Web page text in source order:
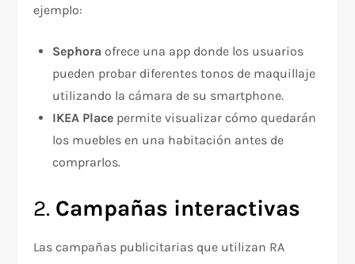
ejemplo:
Sephora ofrece una app donde los usuarios
pueden probar diferentes tonos de maquillaje
utilizando la cámara de su smartphone.
IKEA Place permite visualizar cómo quedarán
los muebles en una habitación antes de
comprarlos.
2. Campañas interactivas
Las campañas publicitarias que utilizan RA